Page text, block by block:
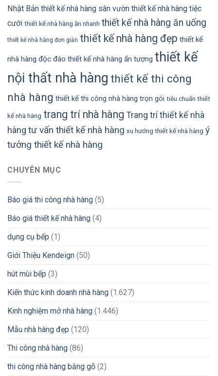
Nhật Bản thiết kế nhà hàng sân vườn thiết kế nhà hàng tiệc
cưới thiết kế nhà hàng ăn nhanh thiết kế nhà hàng ăn uống
thiết kế nhà hàng đơn giản thiết kế nhà hàng đẹp thiết kế
nhà hàng độc đáo thiết kế nhà hàng ấn tượng thiết kế
nội thất nhà hàng thiết kế thi công
nhà hàng thiết kế thi công nhà hàng trọn gói tiêu chuẩn thiết
kế nhà hàng trang trí nhà hàng Trang trí thiết kế nhà
hàng tư vấn thiết kế nhà hàng xu hướng thiết kế nhà hàng ý
tưởng thiết kế nhà hàng
CHUYÊN MỤC
Báo giá thi công nhà hàng (5)
Báo giá thiết kế nhà hàng (4)
dụng cụ bếp (1)
Giới Thiệu Kendeign (50)
hút mùi bếp (3)
Kiến thức kinh doanh nhà hàng (1.627)
Kinh nghiệm mở nhà hàng (1.446)
Mẫu nhà hàng đẹp (120)
Thi công nhà hàng (86)
thi công nhà hàng bằng gỗ (2)